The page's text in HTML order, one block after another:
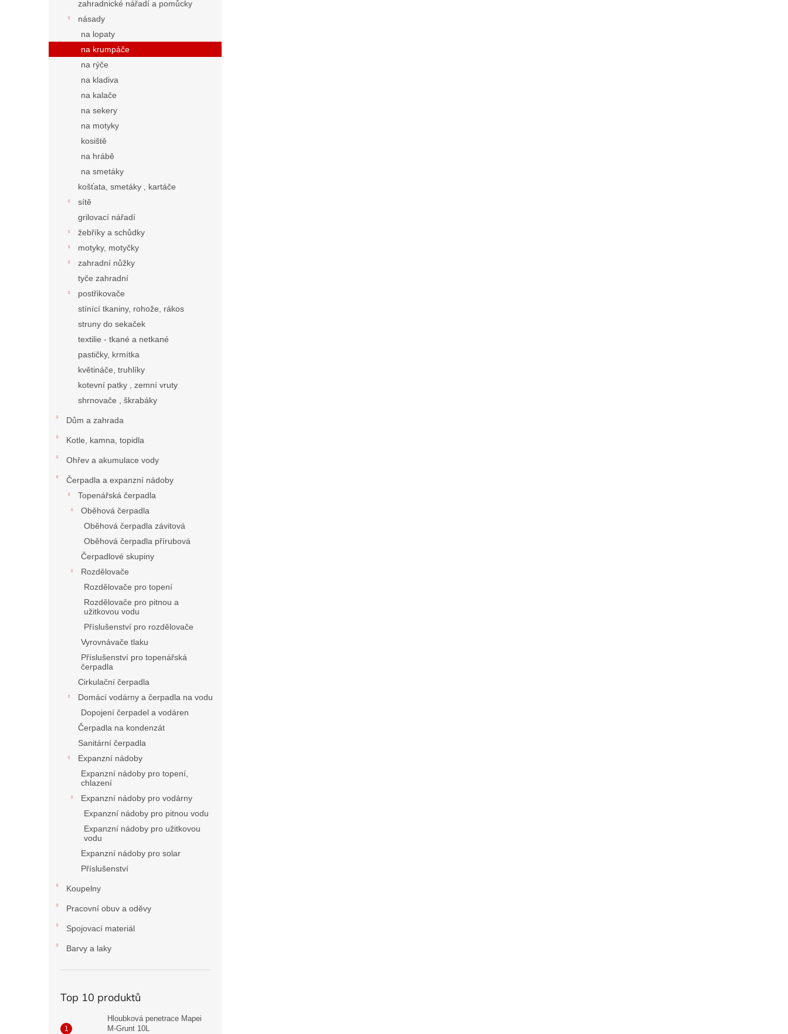
zahradnické nářadí a pomůcky
násady
na lopaty
na krumpáče
na rýče
na kladiva
na kalače
na sekery
na motyky
kosiště
na hrábě
na smetáky
košťata, smetáky , kartáče
sítě
grilovací nářadí
žebříky a schůdky
motyky, motyčky
zahradní nůžky
tyče zahradní
postřikovače
stínící tkaniny, rohože, rákos
struny do sekaček
textilie - tkané a netkané
pastičky, krmítka
květináče, truhlíky
kotevní patky , zemní vruty
shrnovače , škrabáky
Dům a zahrada
Kotle, kamna, topidla
Ohřev a akumulace vody
Čerpadla a expanzní nádoby
Topenářská čerpadla
Oběhová čerpadla
Oběhová čerpadla závitová
Oběhová čerpadla přírubová
Čerpadlové skupiny
Rozdělovače
Rozdělovače pro topení
Rozdělovače pro pitnou a
užitkovou vodu
Příslušenství pro rozdělovače
Vyrovnávače tlaku
Příslušenství pro topenářská
čerpadla
Cirkulační čerpadla
Domácí vodárny a čerpadla na vodu
Dopojení čerpadel a vodáren
Čerpadla na kondenzát
Sanitární čerpadla
Expanzní nádoby
Expanzní nádoby pro topení,
chlazení
Expanzní nádoby pro vodárny
Expanzní nádoby pro pitnou vodu
Expanzní nádoby pro užitkovou
vodu
Expanzní nádoby pro solar
Příslušenství
Koupelny
Pracovní obuv a oděvy
Spojovací materiál
Barvy a laky
Top 10 produktů
Hloubková penetrace Mapei
M-Grunt 10L